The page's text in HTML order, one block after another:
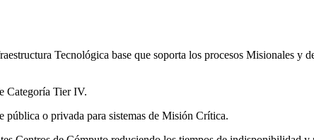
Tecnológica base que soporta los procesos Misionales y
Categoría Tier IV.
o privada para sistemas de Misión Crítica.